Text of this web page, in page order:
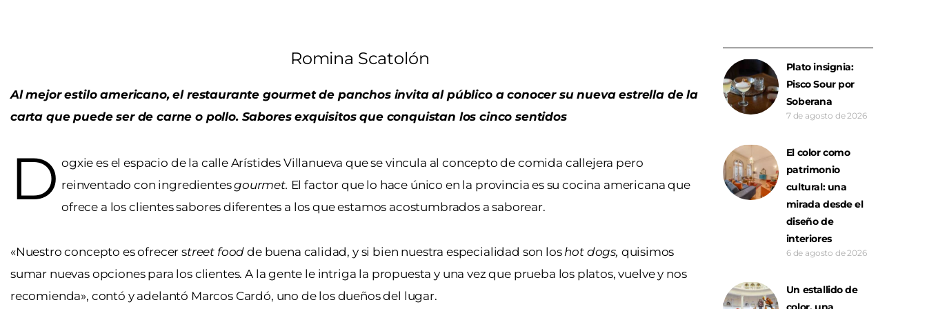
Romina Scatolón
Al mejor estilo americano, el restaurante gourmet de panchos invita al público a conocer su nueva estrella de la
carta que puede ser de carne o pollo. Sabores exquisitos que conquistan los cinco sentidos
D ogxie es el espacio de la calle Arístides Villanueva que se vincula al concepto de comida callejera pero
reinventado con ingredientesgourmet. El factor que lo hace único en la provincia es su cocina americana que
ofrece a los clientes sabores diferentes a los que estamos acostumbrados a saborear.
«Nuestro concepto es ofrecer street food de buena calidad, y si bien nuestra especialidad son loshot dogs, quisimos
sumar nuevas opciones para los clientes. A la gente le intriga la propuesta y una vez que prueba los platos, vuelve y nos
recomienda», contó y adelantó Marcos Cardó, uno de los dueños del lugar.
Plato insignia:
Pisco Sour por
Soberana
7 de agosto de 2026
El color como
patrimonio
cultural: una
mirada desde el
diseño de
interiores
6 de agosto de 2026
Un estallido de